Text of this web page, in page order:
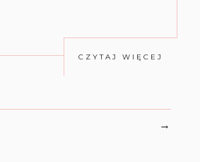
CZYTAJ WIĘCEJ
→